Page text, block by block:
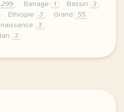
299 Barrage 1 Bassin
3
Éthiopie 3 Grand
55
3
3
privee est une priorite